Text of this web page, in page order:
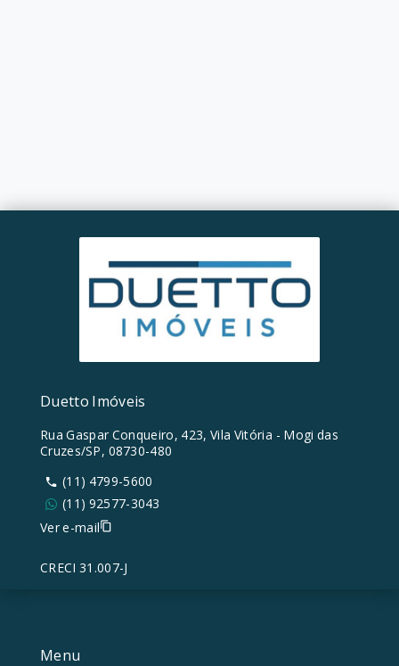
Menu
Duetto Imóveis
Rua Gaspar Conqueiro, 423, Vila Vitória - Mogi das
Cruzes/SP, 08730-480
(11) 4799-5600
(11) 92577-3043
Ver e-mail
CRECI 31.007-J